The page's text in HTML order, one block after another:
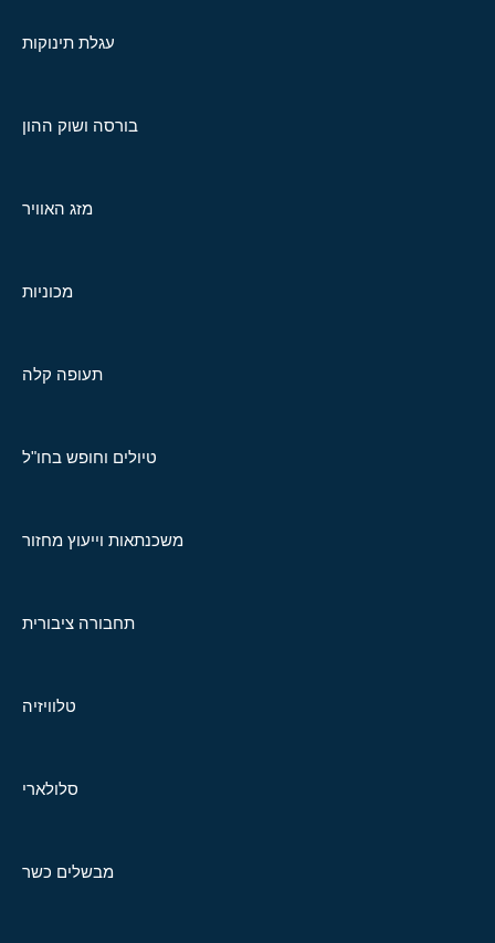
עגלת תינוקות
בורסה ושוק ההון
מזג האוויר
מכוניות
תעופה קלה
טיולים וחופש בחו"ל
משכנתאות וייעוץ מחזור
תחבורה ציבורית
טלוויזיה
סלולארי
מבשלים כשר